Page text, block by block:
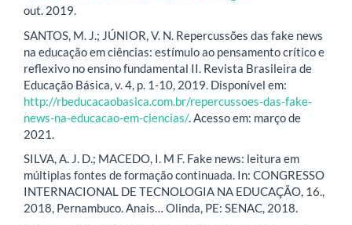
out. 2019.
SANTOS, M. J.; JÚNIOR, V. N. Repercussões das fake news
na educação em ciências: estímulo ao pensamento crítico e
reflexivo no ensino fundamental II. Revista Brasileira de
Educação Básica, v. 4, p. 1-10, 2019. Disponível em:
http://rbeducacaobasica.com.br/repercussoes-das-fake-
news-na-educacao-em-ciencias/. Acesso em: março de
2021.
SILVA, A. J. D.; MACEDO, I. M F. Fake news: leitura em
múltiplas fontes de formação continuada. In: CONGRESSO
INTERNACIONAL DE TECNOLOGIA NA EDUCAÇÃO, 16.,
2018, Pernambuco. Anais… Olinda, PE: SENAC, 2018.